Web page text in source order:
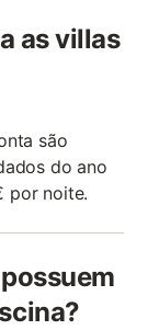
as villas
são
do ano
por noite.